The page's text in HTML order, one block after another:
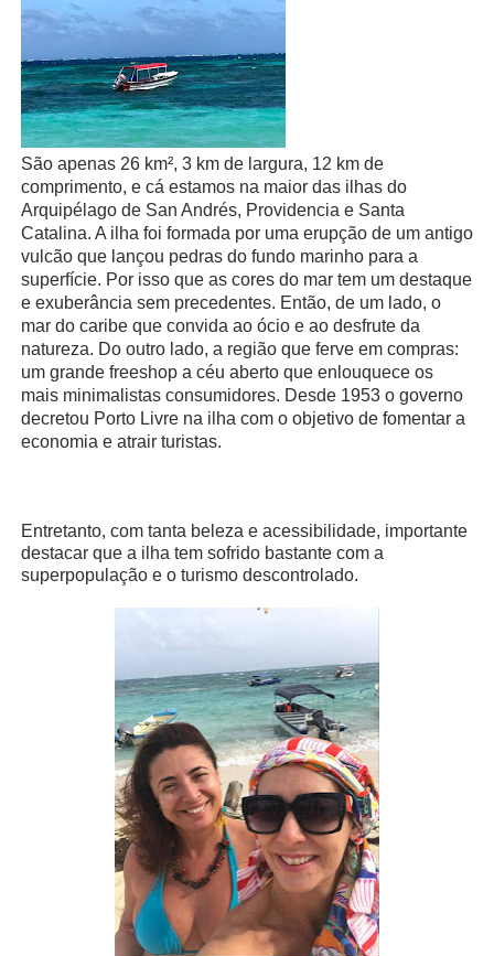
São apenas 26 km², 3 km de largura, 12 km de
comprimento, e cá estamos na maior das ilhas do
Arquipélago de San Andrés, Providencia e Santa
Catalina. A ilha foi formada por uma erupção de um antigo
vulcão que lançou pedras do fundo marinho para a
superfície. Por isso que as cores do mar tem um destaque
e exuberância sem precedentes. Então, de um lado, o
mar do caribe que convida ao ócio e ao desfrute da
natureza. Do outro lado, a região que ferve em compras:
um grande freeshop a céu aberto que enlouquece os
mais minimalistas consumidores. Desde 1953 o governo
decretou Porto Livre na ilha com o objetivo de fomentar a
economia e atrair turistas.
Entretanto, com tanta beleza e acessibilidade, importante
destacar que a ilha tem sofrido bastante com a
superpopulação e o turismo descontrolado.